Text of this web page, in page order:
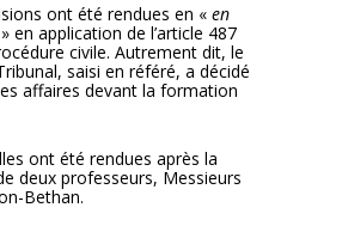
ont été rendues en « en
» en application de l’article 487
civile. Autrement dit, le
saisi en référé, a décidé
affaires devant la formation
ont été rendues après la
deux professeurs, Messieurs
Bethan.